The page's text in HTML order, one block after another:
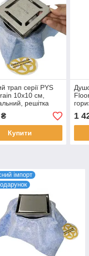
трап серії PYS
10х10 см,
решітка
Купити
1
імпорт